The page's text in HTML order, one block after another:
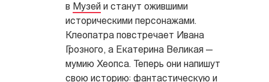
в Музей и станут ожившими
историческими персонажами.
Клеопатра повстречает Ивана
Грозного, а Екатерина Великая —
мумию Хеопса. Теперь они напишут
свою историю: фантастическую и